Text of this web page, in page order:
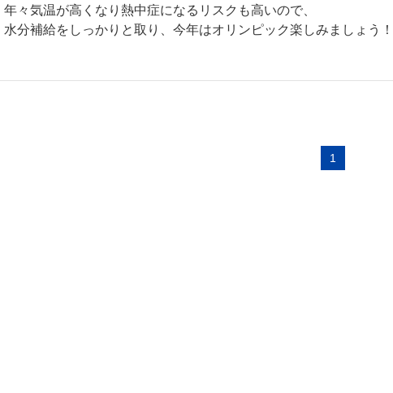
年々気温が高くなり熱中症になるリスクも高いので、
水分補給をしっかりと取り、今年はオリンピック楽しみましょう！
1